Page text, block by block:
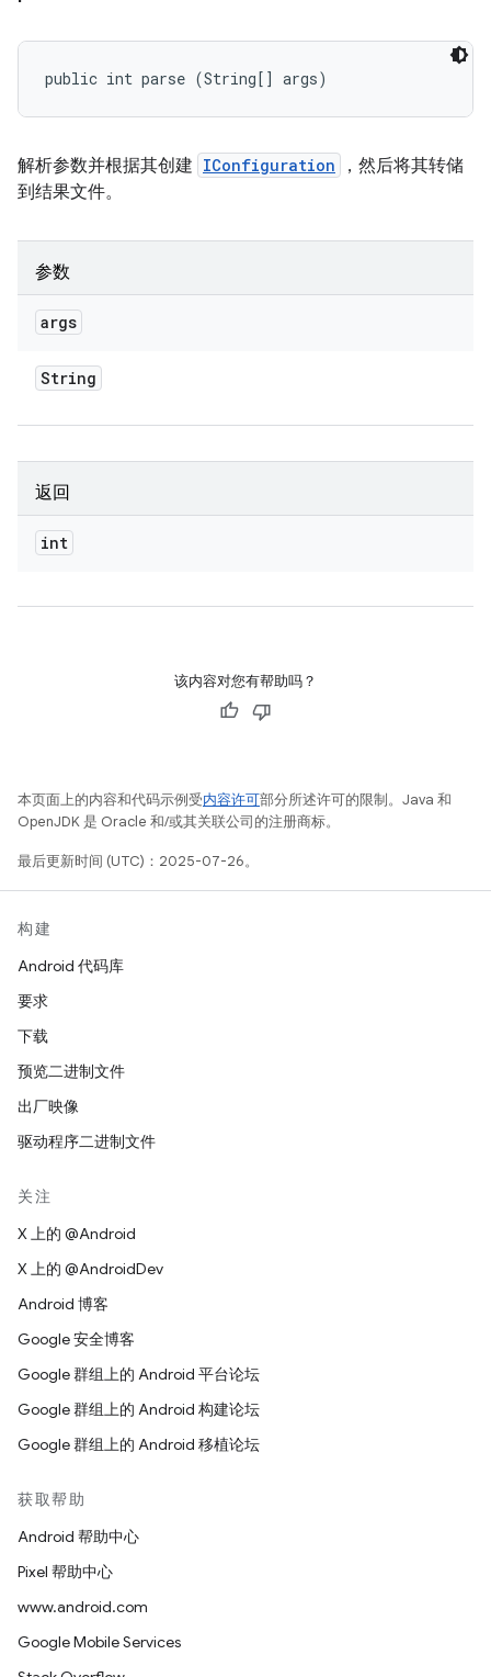
public int parse (String[] args)
解析参数并根据其创建 IConfiguration
，然后将其转储
到结果文件。
参数
args
String
返回
int
该内容对您有帮助吗？
本页面上的内容和代码示例受内容许可部分所述许可的限制。Java 和
OpenJDK 是 Oracle 和/或其关联公司的注册商标。
最后更新时间 (UTC)：2025-07-26。
构建
Android 代码库
要求
下载
预览二进制文件
出厂映像
驱动程序二进制文件
关注
X 上的 @Android
X 上的 @AndroidDev
Android 博客
Google 安全博客
Google 群组上的 Android 平台论坛
Google 群组上的 Android 构建论坛
Google 群组上的 Android 移植论坛
获取帮助
Android 帮助中心
Pixel 帮助中心
www.android.com
Google Mobile Services